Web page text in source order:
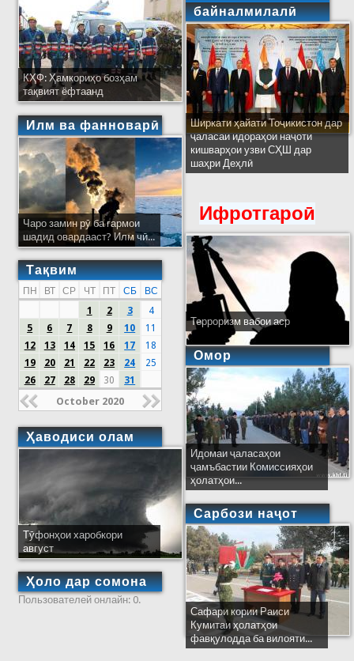
КҲФ: Ҳамкориҳо бозҳам
тақвият ёфтаанд
Илм ва фанноварӣ
Чаро замин рӯ ба гармои
шадид овардааст? Илм чӣ...
Тақвим
ПН ВТ СР ЧТ ПТ СБ
ВС
1
2 3
4
5
6 7 8 9 10
11
12
13 14 15 16 17
18
19
20 21 22 23 24
25
26
27 28 29 30 31
October 2020
Ҳаводиси олам
Тӯфонҳои харобкори
август
Ҳоло дар сомона
Пользователей онлайн: 0.
байналмилалӣ
Ширкати ҳайати Тоҷикистон дар
ҷаласаи идораҳои наҷоти
кишварҳои узви СҲШ дар
шаҳри Деҳлӣ
Ифротгароӣ
Терроризм вабои аср
Омор
Идомаи ҷаласаҳои
ҷамъбастии Комиссияҳои
ҳолатҳои...
Сарбози наҷот
Сафари кории Раиси
Кумитаи ҳолатҳои
фавқулодда ба вилояти...